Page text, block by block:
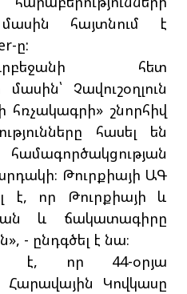
հայտնում է
ը:
հետ
մասին՝ Չավուշօղլուն
հռչակագրի» շնորհիվ
հասել են
Թուրքիայի ԱԳ
է, որ Թուրքիայի և
և ճակատագիրը
- ընդգծել է նա։
է, որ 44-օրյա
Կովկասը